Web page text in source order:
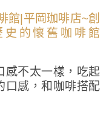
感不太一樣，吃起
口感，和咖啡搭配